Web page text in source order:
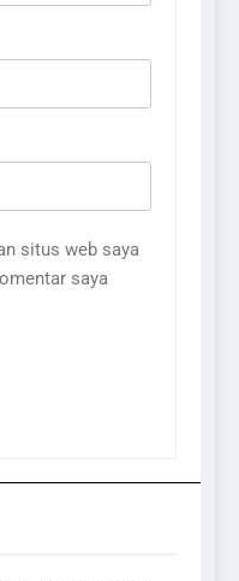
situs web saya
saya